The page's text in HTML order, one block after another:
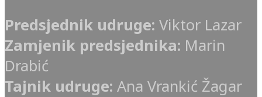
Predsjednik udruge: Viktor Lazar
Zamjenik predsjednika: Marin
Drabić
Tajnik udruge: Ana Vrankić Žagar